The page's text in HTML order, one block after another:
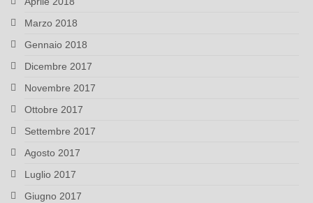
Marzo 2018
Gennaio 2018
Dicembre 2017
Novembre 2017
Ottobre 2017
Settembre 2017
Agosto 2017
Luglio 2017
Giugno 2017